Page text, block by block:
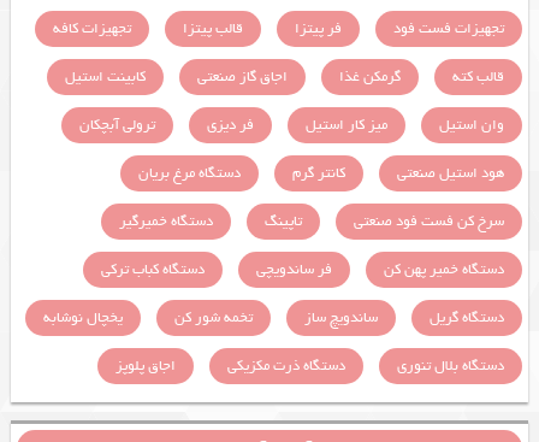
تجهیزات فست فود
فر پیتزا قالب پیتزا
تجهیزات کافه
قالب کته
گرمکن غذا اجاق گاز صنعتی
کابینت استیل
وان استیل
میز کار استیل فر دیزی
ترولی آبچکان
هود استیل صنعتی
کانتر گرم
دستگاه مرغ بریان
سرخ کن فست فود صنعتی
تاپینگ
دستگاه خمیرگیر
دستگاه خمیر پهن کن
فر ساندویچی
دستگاه کباب ترکی
دستگاه گریل
ساندویچ ساز تخمه شور کن
یخچال نوشابه
دستگاه بلال تنوری
دستگاه ذرت مکزیکی اجاق پلوپز